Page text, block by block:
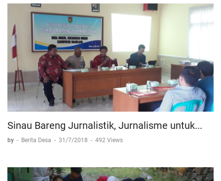
Sinau Bareng Jurnalistik, Jurnalisme untuk...
by - Berita Desa - 31/7/2018 - 492 Views